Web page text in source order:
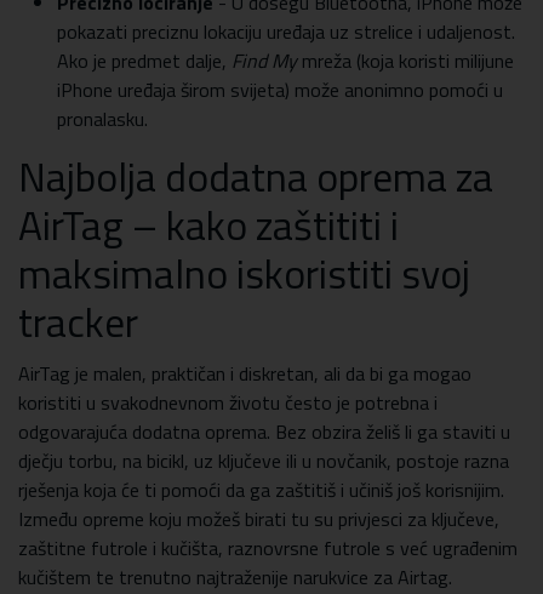
pokazati preciznu lokaciju uređaja uz strelice i udaljenost.
Ako je predmet dalje, Find Mymreža (koja koristi milijune
iPhone uređaja širom svijeta) može anonimno pomoći u
pronalasku.
Najbolja dodatna oprema za
AirTag – kako zaštititi i
maksimalno iskoristiti svoj
tracker
AirTag je malen, praktičan i diskretan, ali da bi ga mogao
koristiti u svakodnevnom životu često je potrebna i
odgovarajuća dodatna oprema. Bez obzira želiš li ga staviti u
dječju torbu, na bicikl, uz ključeve ili u novčanik, postoje razna
rješenja koja će ti pomoći da ga zaštitiš i učiniš još korisnijim.
Između opreme koju možeš birati tu su privjesci za ključeve,
zaštitne futrole i kučišta, raznovrsne futrole s već ugrađenim
kučištem te trenutno najtraženije narukvice za Airtag.